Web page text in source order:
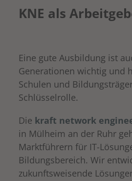
KNE als
Eine gute Ausbildung ist
Generationen wichtig und
Schulen und
Schlüsselrolle.
Die kraft network
in Mülheim an der Ruhr
Marktführern für IT-
Bildungsbereich. Wir
zukunftsweisende